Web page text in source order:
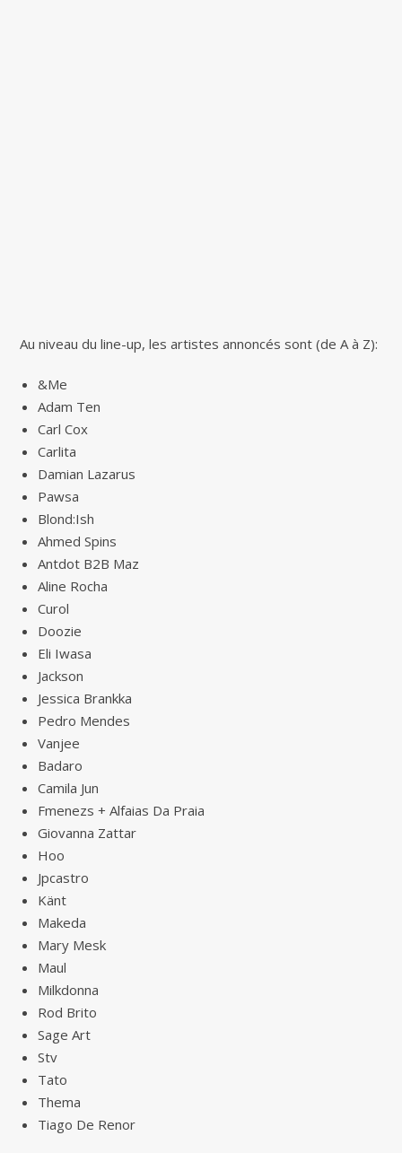
Au niveau du line-up, les artistes annoncés sont (de A à Z):
&Me
Adam Ten
Carl Cox
Carlita
Damian Lazarus
Pawsa
Blond:Ish
Ahmed Spins
Antdot B2B Maz
Aline Rocha
Curol
Doozie
Eli Iwasa
Jackson
Jessica Brankka
Pedro Mendes
Vanjee
Badaro
Camila Jun
Fmenezs + Alfaias Da Praia
Giovanna Zattar
Hoo
Jpcastro
Känt
Makeda
Mary Mesk
Maul
Milkdonna
Rod Brito
Sage Art
Stv
Tato
Thema
Tiago De Renor